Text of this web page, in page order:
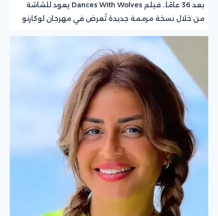
بعد 36 عامًا.. فيلم Dances With Wolves يعود للشاشة
من خلال نسخة مرممة جديدة تُعرض في مهرجان لوكارنو